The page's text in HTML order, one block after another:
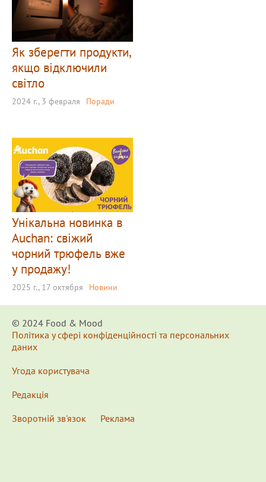
Як зберегти продукти,
якщо відключили
світло
2024 г., 3 февраля Поради
Унікальна новинка в
Auchan: свіжий
чорний трюфель вже
у продажу!
2025 г., 17 октября Новини
© 2024 Food & Мood
Політика у сфері конфіденційності та персональних
даних
Угода користувача
Редакція
Зворотній зв'язок
Реклама